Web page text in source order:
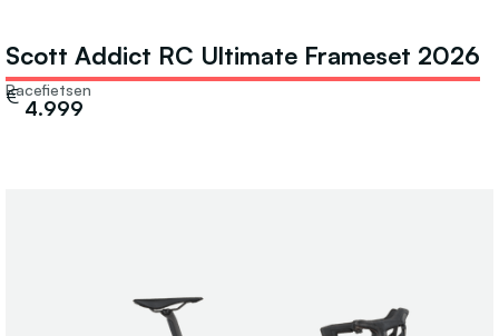
Scott Addict RC Ultimate Frameset 2026
Racefietsen
4.999
€